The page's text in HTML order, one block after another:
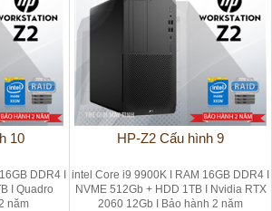
10
DDR4 I
I Quadro
năm
HP-Z2 Cấu hình 9
intel Core i9 9900K I RAM 16GB DDR4 I
NVME 512Gb + HDD 1TB I Nvidia RTX
2060 12Gb I Bảo hành 2 năm